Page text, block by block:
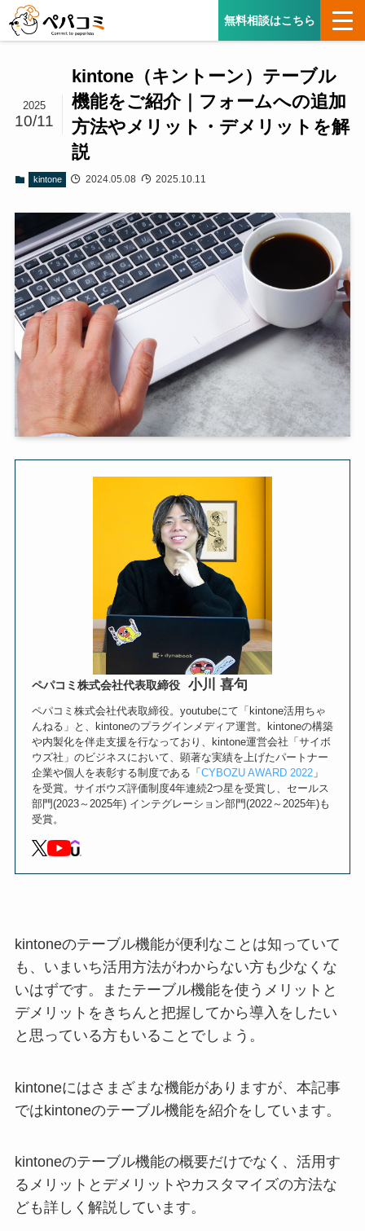
無料相談はこちら
kintone（キントーン）テーブル
機能をご紹介｜フォームへの追加
方法やメリット・デメリットを解
説
2025
10/11
kintone 2024.05.08 2025.10.11
ペパコミ株式会社代表取締役 小川 喜句
ペパコミ株式会社代表取締役。youtubeにて「kintone活用ちゃ
んねる」と、kintoneのプラグインメディア運営。kintoneの構築
や内製化を伴走支援を行なっており、kintone運営会社「サイボ
ウズ社」のビジネスにおいて、顕著な実績を上げたパートナー
企業や個人を表彰する制度である「 CYBOZU AWARD 2022」
を受賞。サイボウズ評価制度4年連続2つ星を受賞し、セールス
部門(2023～2025年) インテグレーション部門(2022～2025年)も
受賞。
kintoneのテーブル機能が便利なことは知っていて
も、いまいち活用方法がわからない方も少なくな
いはずです。またテーブル機能を使うメリットと
デメリットをきちんと把握してから導入をしたい
と思っている方もいることでしょう。
kintoneにはさまざまな機能がありますが、本記事
ではkintoneのテーブル機能を紹介をしています。
kintoneのテーブル機能の概要だけでなく、活用す
るメリットとデメリットやカスタマイズの方法な
ども詳しく解説しています。